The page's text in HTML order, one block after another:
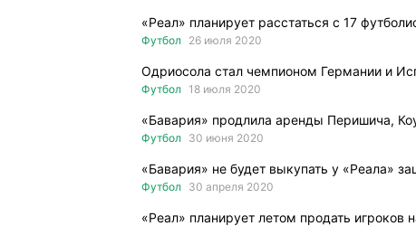
«Реал» планирует расстаться с 17
Футбол 26 июля 2020
Одриосола стал чемпионом Германии и
Футбол 18 июля 2020
«Бавария» продлила аренды Перишича,
Футбол 30 июня 2020
«Бавария» не будет выкупать у «Реала»
Футбол 30 апреля 2020
«Реал» планирует летом продать